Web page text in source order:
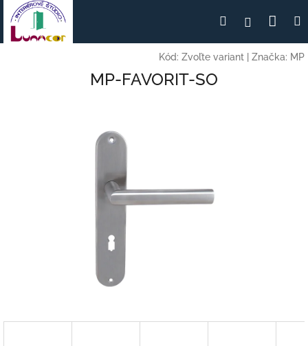
Prejsť
obsah
Hľadať
Kód: Zvoľte variant Značka: MP
MP-FAVORIT-SO